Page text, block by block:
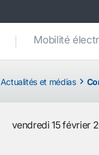
Mobilité
Actualités et médias
vendredi 15 février